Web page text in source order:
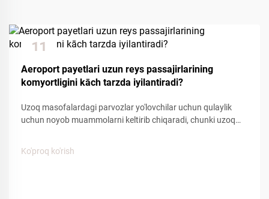
11
Aeroport payetlari uzun reys passajirlarining
komyortligini kāch tarzda iyilantiradi?
Uzoq masofalardagi parvozlar yo'lovchilar uchun qulaylik
uchun noyob muammolarni keltirib chiqaradi, chunki uzoq
Aviakompaniyalar tomonidan taqdim etiladigan turli
Ko'proq ko'rish